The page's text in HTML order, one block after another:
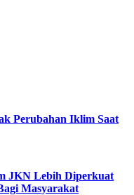
Perubahan Iklim Saat
JKN Lebih Diperkuat
Masyarakat